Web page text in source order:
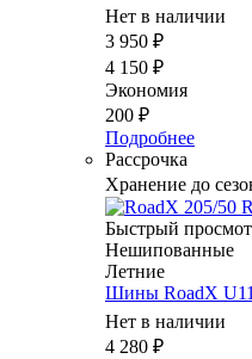
Нет в наличии
3 950 ₽
4 150 ₽
Экономия
200 ₽
Подробнее
Рассрочка
Хранение до
Быстрый
Нешипованные
Летние
Шины RoadX U11
Нет в наличии
4 280 ₽